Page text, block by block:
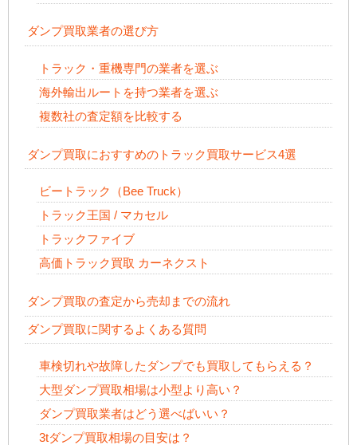
ダンプ買取業者の選び方
トラック・重機専門の業者を選ぶ
海外輸出ルートを持つ業者を選ぶ
複数社の査定額を比較する
ダンプ買取におすすめのトラック買取サービス4選
ビートラック（Bee Truck）
トラック王国 / マカセル
トラックファイブ
高価トラック買取 カーネクスト
ダンプ買取の査定から売却までの流れ
ダンプ買取に関するよくある質問
車検切れや故障したダンプでも買取してもらえる？
大型ダンプ買取相場は小型より高い？
ダンプ買取業者はどう選べばいい？
3tダンプ買取相場の目安は？